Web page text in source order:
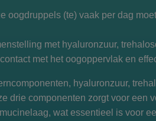
oogdruppels (te) vaak per dag
met hyaluronzuur,
met het oogoppervlak en
hyaluronzuur,
drie componenten zorgt voor een
wat essentieel is voor